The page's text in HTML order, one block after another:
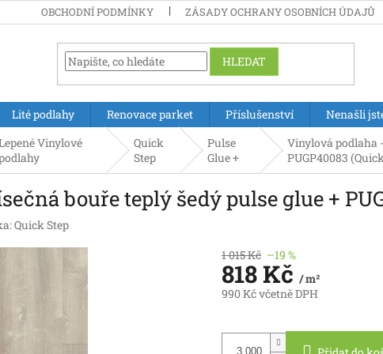
OBCHODNÍ PODMÍNKY ZÁSADY OCHRANY OSOBNÍCH ÚDAJŮ
HLEDAT
Lité podlahy Renovace parket Příslušenství Nenašli
Vinylové
Quick
Step
Pulse
Glue +
Vinylová podlaha
PUGP40083
bouře teplý šedý pulse glue +
Quick Step
1 015 Kč –19 %
818 Kč / m²
990 Kč včetně DPH
cena: